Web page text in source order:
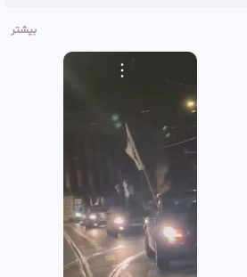
فوتبالشویی
دروازه خالی بازی بلژیک سنگال
فوتبالشویی
گل اول سنگال به بلژیک
فوتبالشویی
بیشتر